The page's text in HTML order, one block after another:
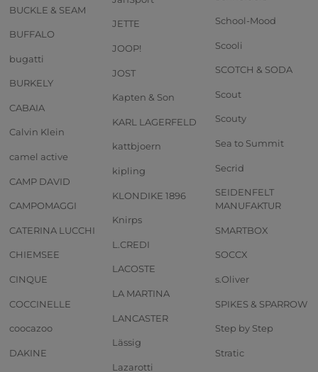
BUCKLE & SEAM
BUFFALO
bugatti
BURKELY
CABAIA
Calvin Klein
camel active
CAMP DAVID
CAMPOMAGGI
CATERINA LUCCHI
CHIEMSEE
CINQUE
COCCINELLE
coocazoo
DAKINE
JETTE
JOOP!
JOST
Kapten & Son
KARL LAGERFELD
kattbjoern
kipling
KLONDIKE 1896
Knirps
L.CREDI
LACOSTE
LA MARTINA
LANCASTER
Lässig
Lazarotti
School-Mood
Scooli
SCOTCH & SODA
Scout
Scouty
Sea to Summit
Secrid
SEIDENFELT
MANUFAKTUR
SMARTBOX
SOCCX
s.Oliver
SPIKES & SPARROW
Step by Step
Stratic